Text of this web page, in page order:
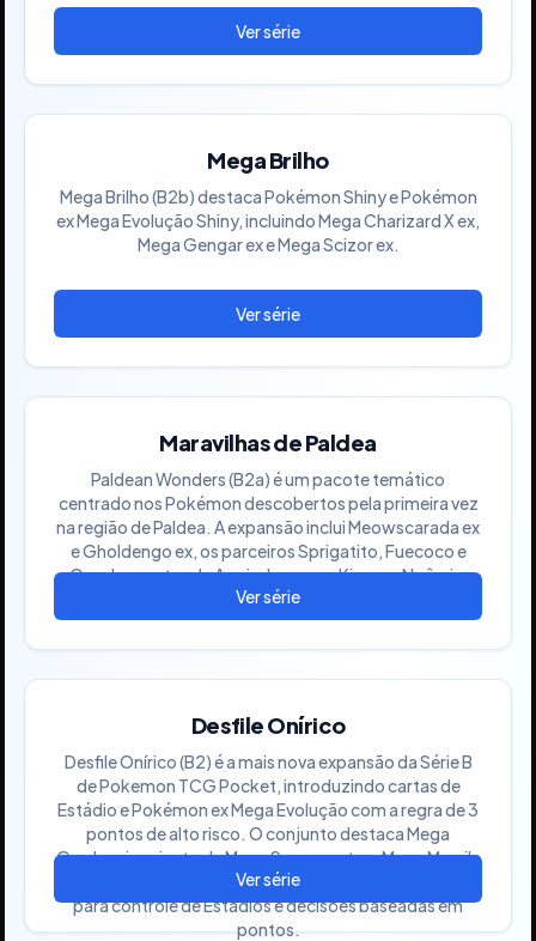
Mega Brilho
Mega Brilho (B2b) destaca Pokémon Shiny e Pokémon
ex Mega Evolução Shiny, incluindo Mega Charizard X ex,
Mega Gengar ex e Mega Scizor ex.
Maravilhas de Paldea
Paldean Wonders (B2a) é um pacote temático
centrado nos Pokémon descobertos pela primeira vez
na região de Paldea. A expansão inclui Meowscarada ex
e Gholdengo ex, os parceiros Sprigatito, Fuecoco e
Quaxly e cartas de Apoiador como Kissera, Noêmia,
Arven e Penélope.
Desfile Onírico
Desfile Onírico (B2) é a mais nova expansão da Série B
de Pokemon TCG Pocket, introduzindo cartas de
Estádio e Pokémon ex Mega Evolução com a regra de 3
pontos de alto risco. O conjunto destaca Mega
Gardevoir ex junto de Mega Swampert ex, Mega Mawile
ex e Ogerpon Máscara Turquesa ex, levando o meta
para controle de Estádios e decisões baseadas em
pontos.